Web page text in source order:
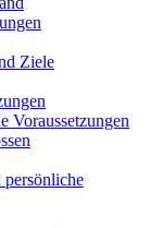
Ziele
Voraussetzungen